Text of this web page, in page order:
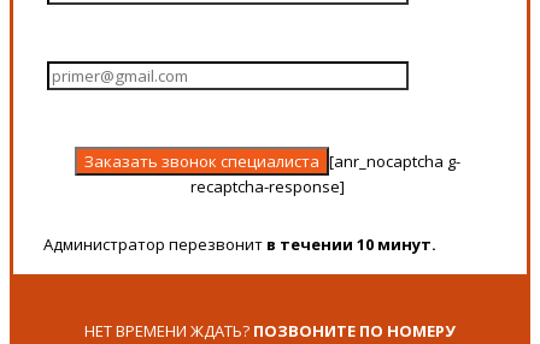
[anr_nocaptcha g-
recaptcha-response]
Администратор перезвонит в течении 10 минут.
НЕТ ВРЕМЕНИ ЖДАТЬ? ПОЗВОНИТЕ ПО НОМЕРУ